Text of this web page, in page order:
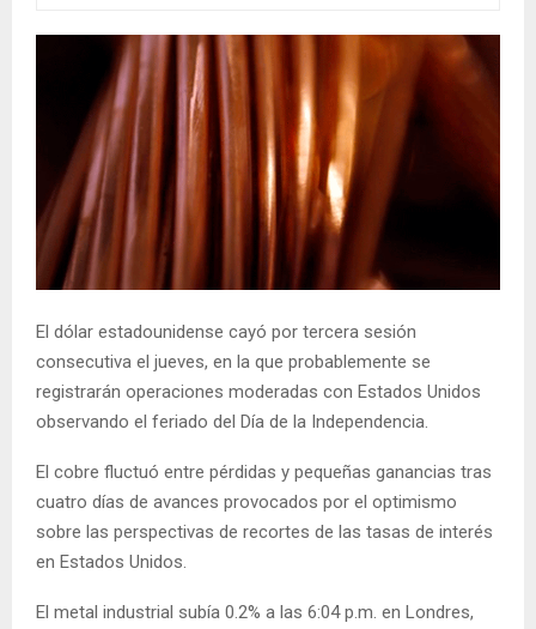
El dólar estadounidense cayó por tercera sesión
consecutiva el jueves, en la que probablemente se
registrarán operaciones moderadas con Estados Unidos
observando el feriado del Día de la Independencia.
El cobre fluctuó entre pérdidas y pequeñas ganancias tras
cuatro días de avances provocados por el optimismo
sobre las perspectivas de recortes de las tasas de interés
en Estados Unidos.
El metal industrial subía 0.2% a las 6:04 p.m. en Londres,